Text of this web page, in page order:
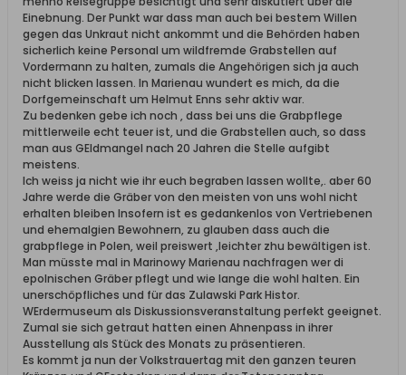
Einebnung. Der Punkt war dass man auch bei bestem Willen
gegen das Unkraut nicht ankommt und die Behörden haben
sicherlich keine Personal um wildfremde Grabstellen auf
Vordermann zu halten, zumals die Angehörigen sich ja auch
nicht blicken lassen. In Marienau wundert es mich, da die
Dorfgemeinschaft um Helmut Enns sehr aktiv war.
Zu bedenken gebe ich noch , dass bei uns die Grabpflege
mittlerweile echt teuer ist, und die Grabstellen auch, so dass
man aus GEldmangel nach 20 Jahren die Stelle aufgibt
meistens.
Ich weiss ja nicht wie ihr euch begraben lassen wollte,. aber 60
Jahre werde die Gräber von den meisten von uns wohl nicht
erhalten bleiben Insofern ist es gedankenlos von Vertriebenen
und ehemalgien Bewohnern, zu glauben dass auch die
grabpflege in Polen, weil preiswert ,leichter zhu bewältigen ist.
Man müsste mal in Marinowy Marienau nachfragen wer di
epolnischen Gräber pflegt und wie lange die wohl halten. Ein
unerschöpfliches und für das Zulawski Park Histor.
WErdermuseum als Diskussionsveranstaltung perfekt geeignet.
Zumal sie sich getraut hatten einen Ahnenpass in ihrer
Ausstellung als Stück des Monats zu präsentieren.
Es kommt ja nun der Volkstrauertag mit den ganzen teuren